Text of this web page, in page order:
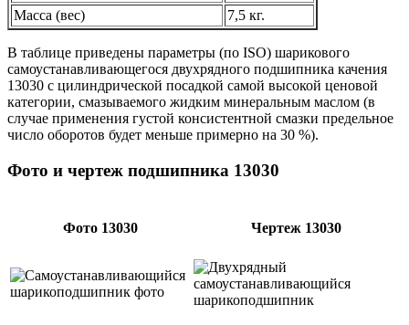
Масса (вес)
7,5 кг.
В таблице приведены параметры (по ISO) шарикового
самоустанавливающегося двухрядного подшипника качения
13030 с цилиндрической посадкой самой высокой ценовой
категории, смазываемого жидким минеральным маслом (в
случае применения густой консистентной смазки предельное
число оборотов будет меньше примерно на 30 %).
Фото и чертеж подшипника 13030
Фото 13030 Чертеж 13030